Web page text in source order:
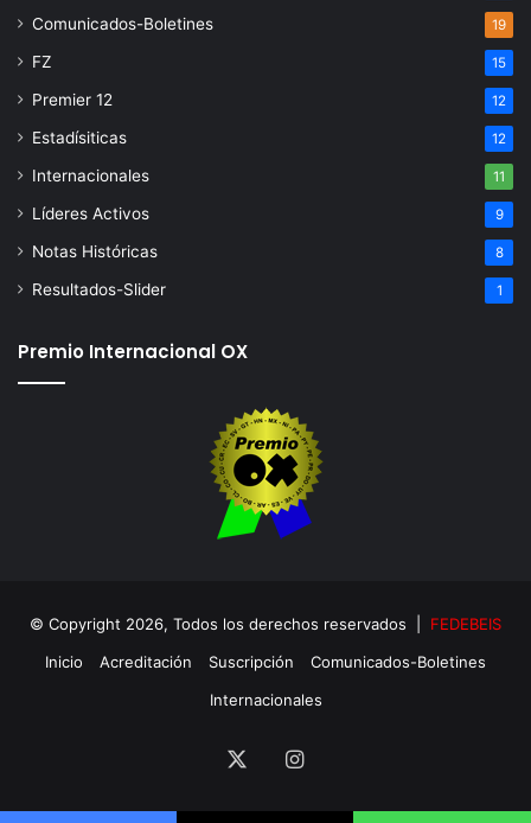
Comunicados-Boletines 19
FZ 15
Premier 12 12
Estadísiticas 12
Internacionales 11
Líderes Activos 9
Notas Históricas 8
Resultados-Slider 1
Premio Internacional OX
© Copyright 2026, Todos los derechos reservados | FEDEBEIS
Inicio
Acreditación Suscripción
Comunicados-Boletines
Internacionales
Instagram